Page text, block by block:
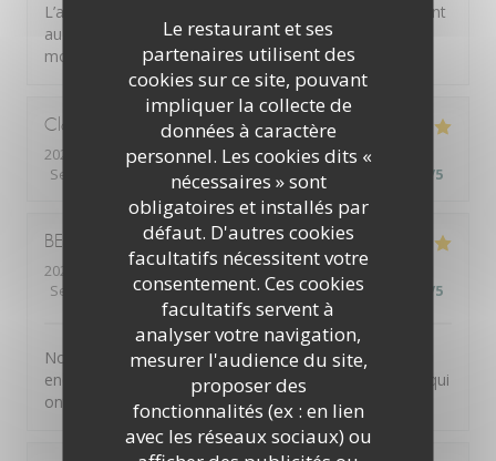
Le restaurant et ses
partenaires utilisent des
cookies sur ce site, pouvant
impliquer la collecte de
données à caractère
personnel. Les cookies dits «
nécessaires » sont
obligatoires et installés par
défaut. D'autres cookies
facultatifs nécessitent votre
consentement. Ces cookies
facultatifs servent à
analyser votre navigation,
mesurer l'audience du site,
proposer des
fonctionnalités (ex : en lien
avec les réseaux sociaux) ou
L’accueil, la qualité du service et la qualité des plats sont
au rendez-vous. Nous avons passés un très bon
moment. Merci
Claudianne
2023-11-24
- 12:30 - Couverts 2
Service
/5 Ambiance: 5/5 Cuisine : 5/5 Qualité / Prix /5
BEATRICE
2023-11-24
- 12:00 - Couverts 9
Service
Ambiance:5/5 Cuisine: 5/5 Qualité / Prix /5
Nous avons tous été ravis de ce très bon déjeuner et
encore bravo à tous les élèves qui ont bien cuisiné et qui
ont très bien géré leur service ! Bonne continuation